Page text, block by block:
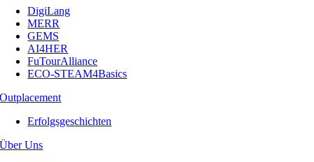
DigiLang
MERR
GEMS
AI4HER
FuTourAlliance
ECO-STEAM4Basics
Outplacement
Erfolgsgeschichten
Über Uns